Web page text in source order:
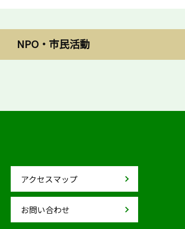
NPO・市民活動
アクセスマップ
お問い合わせ